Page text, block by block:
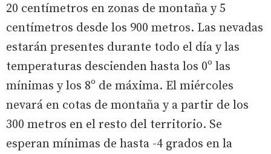
20 centímetros en zonas de montaña y 5
centímetros desde los 900 metros. Las nevadas
estarán presentes durante todo el día y las
temperaturas descienden hasta los 0º las
mínimas y los 8º de máxima. El miércoles
nevará en cotas de montaña y a partir de los
300 metros en el resto del territorio. Se
esperan mínimas de hasta -4 grados en la